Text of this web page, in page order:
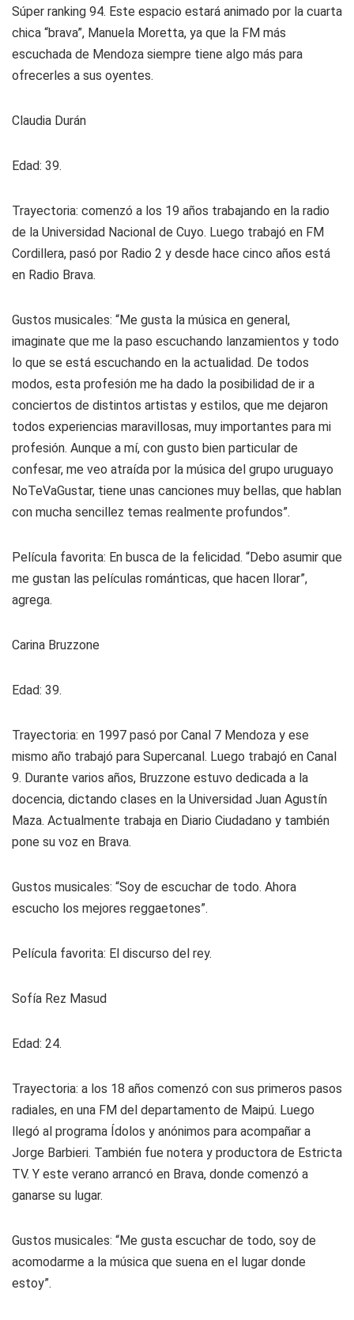
Súper ranking 94. Este espacio estará animado por la cuarta
chica “brava”, Manuela Moretta, ya que la FM más
escuchada de Mendoza siempre tiene algo más para
ofrecerles a sus oyentes.
Claudia Durán
Edad: 39.
Trayectoria: comenzó a los 19 años trabajando en la radio
de la Universidad Nacional de Cuyo. Luego trabajó en FM
Cordillera, pasó por Radio 2 y desde hace cinco años está
en Radio Brava.
Gustos musicales: “Me gusta la música en general,
imaginate que me la paso escuchando lanzamientos y todo
lo que se está escuchando en la actualidad. De todos
modos, esta profesión me ha dado la posibilidad de ir a
conciertos de distintos artistas y estilos, que me dejaron
todos experiencias maravillosas, muy importantes para mi
profesión. Aunque a mí, con gusto bien particular de
confesar, me veo atraída por la música del grupo uruguayo
NoTeVaGustar, tiene unas canciones muy bellas, que hablan
con mucha sencillez temas realmente profundos”.
Película favorita: En busca de la felicidad. “Debo asumir que
me gustan las películas románticas, que hacen llorar”,
agrega.
Carina Bruzzone
Edad: 39.
Trayectoria: en 1997 pasó por Canal 7 Mendoza y ese
mismo año trabajó para Supercanal. Luego trabajó en Canal
9. Durante varios años, Bruzzone estuvo dedicada a la
docencia, dictando clases en la Universidad Juan Agustín
Maza. Actualmente trabaja en Diario Ciudadano y también
pone su voz en Brava.
Gustos musicales: “Soy de escuchar de todo. Ahora
escucho los mejores reggaetones”.
Película favorita: El discurso del rey.
Sofía Rez Masud
Edad: 24.
Trayectoria: a los 18 años comenzó con sus primeros pasos
radiales, en una FM del departamento de Maipú. Luego
llegó al programa Ídolos y anónimos para acompañar a
Jorge Barbieri. También fue notera y productora de Estricta
TV. Y este verano arrancó en Brava, donde comenzó a
ganarse su lugar.
Gustos musicales: “Me gusta escuchar de todo, soy de
acomodarme a la música que suena en el lugar donde
estoy”.